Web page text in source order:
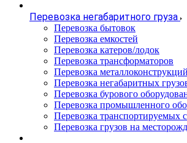
Перевозка негабаритного груза
Перевозка бытовок
Перевозка емкостей
Перевозка катеров/лодок
Перевозка трансформаторов
Перевозка металлоконструкций
Перевозка негабаритных
Перевозка бурового
Перевозка промышленного
Перевозка транспортируемых
Перевозка грузов на